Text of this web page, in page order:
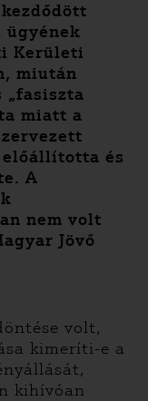
ügyének
Kerületi
miután
„fasiszta
miatt a
előállította és
A
nem volt
Jövő
volt,
kimeríti-e a
kihívóan